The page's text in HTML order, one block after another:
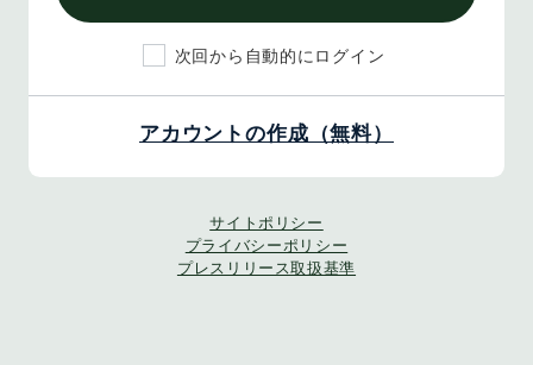
次回から自動的にログイン
アカウントの作成（無料）
サイトポリシー
プライバシーポリシー
プレスリリース取扱基準